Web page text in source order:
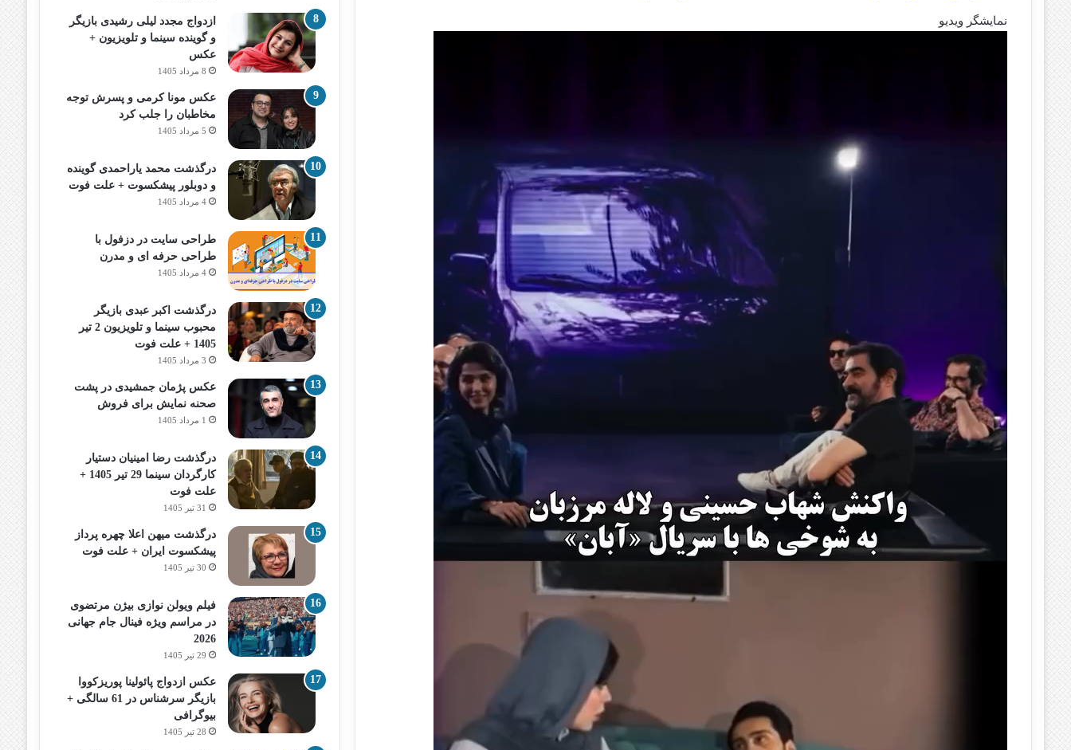
نمایشگر ویدیو
ازدواج مجدد لیلی رشیدی بازیگر
و گوینده سینما و تلویزیون +
عکس
8 مرداد 1405
عکس مونا کرمی و پسرش توجه
مخاطبان را جلب کرد
5 مرداد 1405
درگذشت محمد یاراحمدی گوینده
و دوبلور پیشکسوت + علت فوت
4 مرداد 1405
طراحی سایت در دزفول با
طراحی حرفه‌ ای و مدرن
4 مرداد 1405
درگذشت اکبر عبدی بازیگر
محبوب سینما و تلویزیون 2 تیر
1405 + علت فوت
3 مرداد 1405
عکس پژمان جمشیدی در پشت
صحنه نمایش برای فروش
1 مرداد 1405
درگذشت رضا امینیان دستیار
کارگردان سینما 29 تیر 1405 +
علت فوت
31 تیر 1405
درگذشت میهن اعلا چهره پرداز
پیشکسوت ایران + علت فوت
30 تیر 1405
فیلم ویولن نوازی بیژن مرتضوی
در مراسم ویژه فینال جام جهانی
2026
29 تیر 1405
عکس ازدواج پائولینا پوریزکووا
بازیگر سرشناس در 61 سالگی +
بیوگرافی
28 تیر 1405